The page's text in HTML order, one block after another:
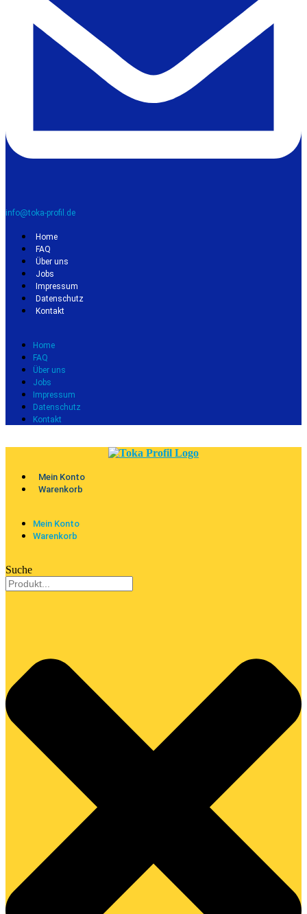
info@toka-profil.de
Home
FAQ
Über uns
Jobs
Impressum
Datenschutz
Kontakt
Home
FAQ
Über uns
Jobs
Impressum
Datenschutz
Kontakt
Mein Konto
Warenkorb
Mein Konto
Warenkorb
Suche